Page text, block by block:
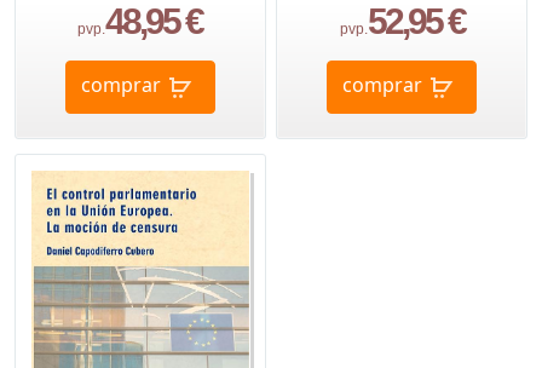
pvp.48,95 €
comprar
pvp.52,95 €
comprar